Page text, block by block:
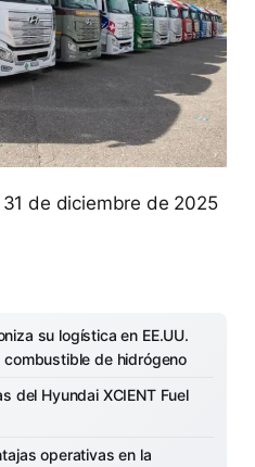
de diciembre de 2025
su logística en EE.UU.
de hidrógeno
del Hyundai XCIENT Fuel
operativas en la